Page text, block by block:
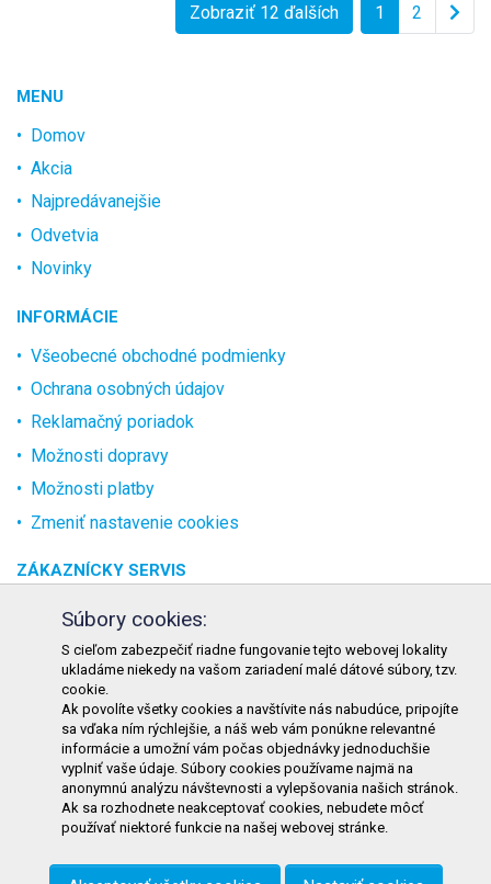
Zobraziť 12 ďalších 1 2
MENU
Domov
Akcia
Najpredávanejšie
Odvetvia
Novinky
INFORMÁCIE
Všeobecné obchodné podmienky
Ochrana osobných údajov
Reklamačný poriadok
Možnosti dopravy
Možnosti platby
Zmeniť nastavenie cookies
ZÁKAZNÍCKY SERVIS
O spoločnosti
Kontakt
Odstúpenie od zmluvy online
KONTAKT
TURON GASTRO s.r.o.
Starohorského 4328/3
031 01 Liptovský Mikuláš
Slovenská republika
Súbory cookies:
S cieľom zabezpečiť riadne fungovanie tejto webovej lokality
ukladáme niekedy na vašom zariadení malé dátové súbory, tzv.
cookie.
Ak povolíte všetky cookies a navštívite nás nabudúce, pripojíte
sa vďaka ním rýchlejšie, a náš web vám ponúkne relevantné
informácie a umožní vám počas objednávky jednoduchšie
vyplniť vaše údaje. Súbory cookies používame najmä na
anonymnú analýzu návštevnosti a vylepšovania našich stránok.
Ak sa rozhodnete neakceptovať cookies, nebudete môcť
používať niektoré funkcie na našej webovej stránke.